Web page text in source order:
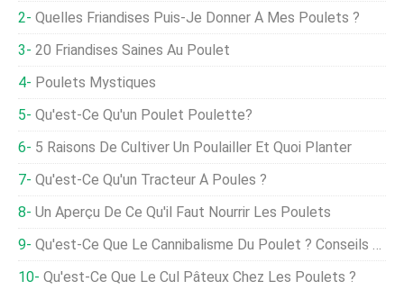
Quelles Friandises Puis-Je Donner À Mes Poulets ?
20 Friandises Saines Au Poulet
Poulets Mystiques
Qu'est-Ce Qu'un Poulet Poulette?
5 Raisons De Cultiver Un Poulailler Et Quoi Planter
Qu'est-Ce Qu'un Tracteur À Poules ?
Un Aperçu De Ce Qu'il Faut Nourrir Les Poulets
Qu'est-Ce Que Le Cannibalisme Du Poulet ? Conseils Pour Protéger Votre Troupeau
Qu'est-Ce Que Le Cul Pâteux Chez Les Poulets ?